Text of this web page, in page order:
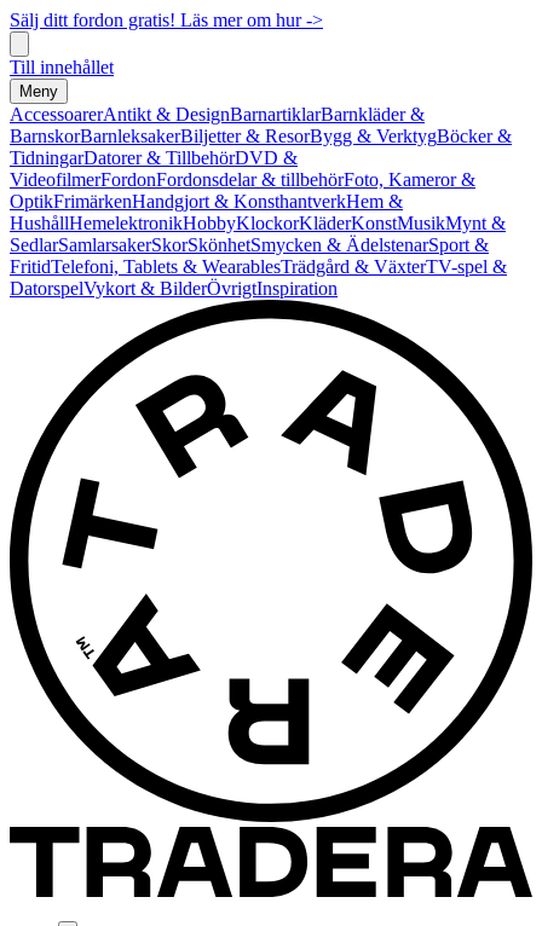
Sälj ditt fordon gratis! Läs mer om hur ->
Till innehållet
Meny
AccessoarerAntikt & DesignBarnartiklarBarnkläder &
BarnskorBarnleksakerBiljetter & ResorBygg & VerktygBöcker &
TidningarDatorer & TillbehörDVD &
VideofilmerFordonFordonsdelar & tillbehörFoto, Kameror &
OptikFrimärkenHandgjort & KonsthantverkHem &
HushållHemelektronikHobbyKlockorKläderKonstMusikMynt &
SedlarSamlarsakerSkorSkönhetSmycken & ÄdelstenarSport &
FritidTelefoni, Tablets & WearablesTrädgård & VäxterTV-spel &
DatorspelVykort & BilderÖvrigtInspiration